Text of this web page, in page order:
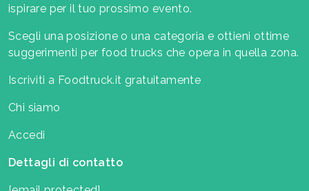
ispirare per il tuo prossimo evento.
Scegli una posizione o una categoria e ottieni ottime
suggerimenti per food trucks che opera in quella zona.
Iscriviti a Foodtruck.it gratuitamente
Chi siamo
Accedi
Dettagli di contatto